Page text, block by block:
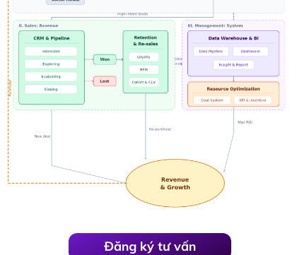
Đăng ký tư vấn